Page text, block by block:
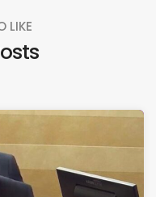
LIKE